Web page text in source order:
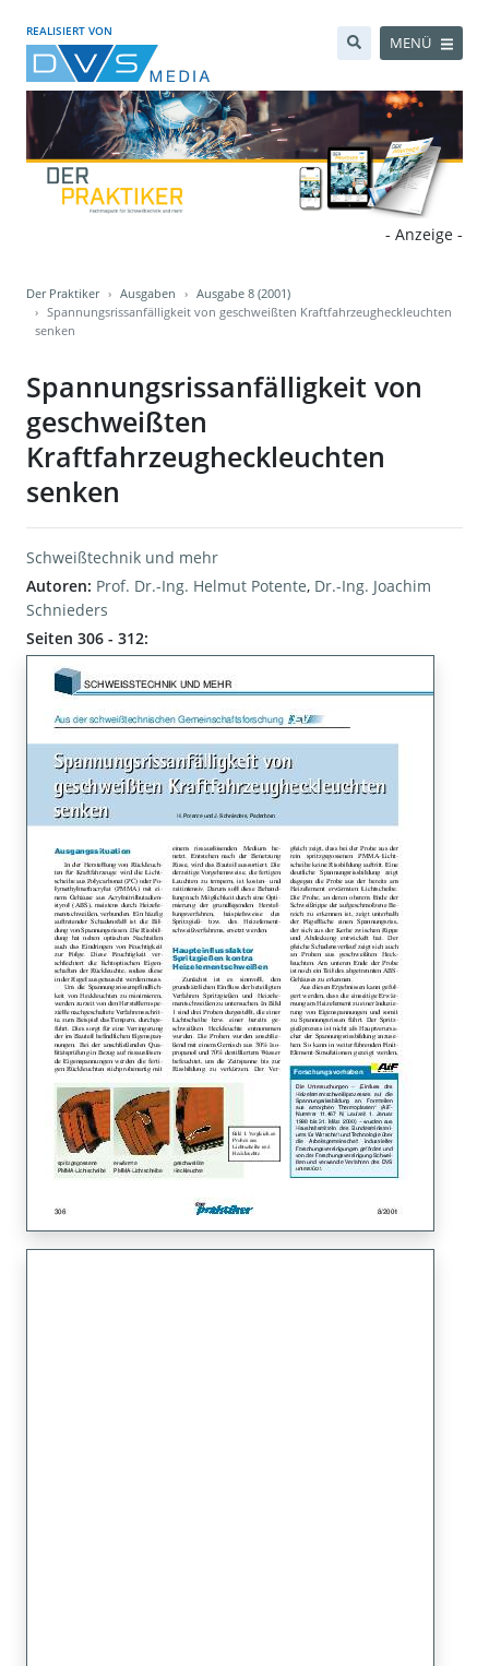
REALISIERT VON
MENÜ
- Anzeige -
Der Praktiker Ausgaben
Ausgabe 8 (2001)
Spannungsrissanfälligkeit von geschweißten Kraftfahrzeugheckleuchten
senken
Spannungsrissanfälligkeit von
geschweißten
Kraftfahrzeugheckleuchten
senken
Schweißtechnik und mehr
Autoren: Prof. Dr.-Ing. Helmut Potente, Dr.-Ing. Joachim
Schnieders
Seiten 306 - 312: